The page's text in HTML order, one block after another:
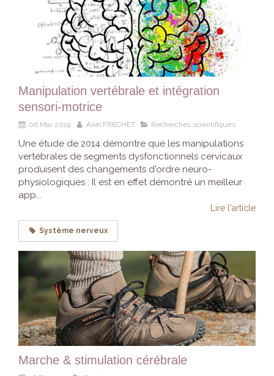
Manipulation vertébrale et intégration
sensori-motrice
06 Mar 2019 Axel FRECHET Recherches scientifiques
Une étude de 2014 démontre que les manipulations
vertébrales de segments dysfonctionnels cervicaux
produisent des changements d'ordre neuro-
physiologiques : Il est en effet démontré un meilleur
app...
Lire l'article
Système nerveux
Marche & stimulation cérébrale